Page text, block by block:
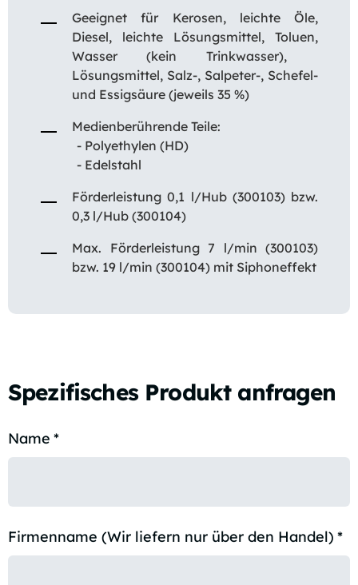
Geeignet für Kerosen, leichte Öle,
Diesel, leichte Lösungsmittel, Toluen,
Wasser (kein Trinkwasser),
Lösungsmittel, Salz-, Salpeter-, Schefel-
und Essigsäure (jeweils 35 %)
Medienberührende Teile:
- Polyethylen (HD)
- Edelstahl
Förderleistung 0,1 l/Hub (300103) bzw.
0,3 l/Hub (300104)
Max. Förderleistung 7 l/min (300103)
bzw. 19 l/min (300104) mit Siphoneffekt
Spezifisches Produkt anfragen
Name *
Firmenname (Wir liefern nur über den Handel) *